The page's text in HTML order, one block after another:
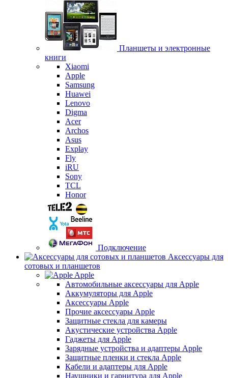
Планшеты и электронные
книги
Xiaomi
Apple
Samsung
Huawei
Lenovo
Digma
Acer
Archos
Asus
Explay
Fly
iRU
Sony
TCL
Honor
Подключение
Аксессуары для
сотовых и планшетов
Apple
Автомобильные аксессуары для Apple
Аккумуляторы для Apple
Аксессуары Apple
Прочие аксессуары Apple
Защитные стекла для камеры
Акустические устройства Apple
Гаджеты для Apple
Зарядные устройства и адаптеры Apple
Защитные пленки и стекла Apple
Кабели и адаптеры для Apple
Наушники и гарнитура для Apple